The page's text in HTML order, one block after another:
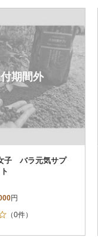
解除
結果を見る（
新着順
レビュー件数順
レビュー評価順
寄付金額が高い順
寄付金額が低い順
期間外
子 バラ元気サプ
円
（0件）